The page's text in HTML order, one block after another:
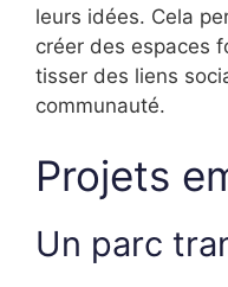
leurs idées. Cela
créer des espaces
tisser des liens
communauté.
Projets
Un parc